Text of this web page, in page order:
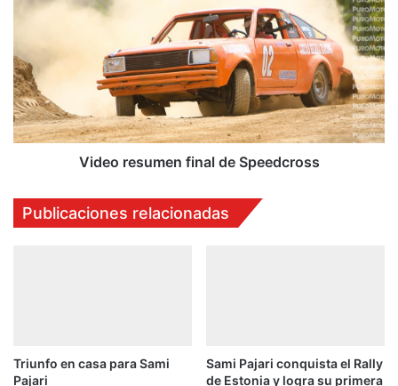
e
n
A
n
a
i
á
s
o
r
e
s
u
n
p
Video resumen final de Speedcross
Publicaciones relacionadas
Triunfo en casa para Sami
Pajari
Sami Pajari conquista el Rally
de Estonia y logra su primera